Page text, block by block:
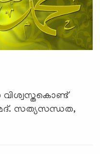
സത്യസന്ധത,